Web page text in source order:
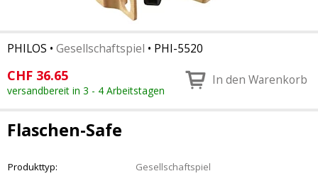
PHILOS • Gesellschaftspiel • PHI-5520
CHF 36.65
versandbereit in 3 - 4 Arbeitstagen
In den Warenkorb
Flaschen-Safe
Produkttyp:
Gesellschaftspiel